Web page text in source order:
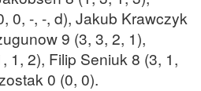
0, -, -, d), Jakub Krawczyk
9 (3, 3, 2, 1),
1, 2), Filip Seniuk 8 (3, 1,
0 (0, 0).